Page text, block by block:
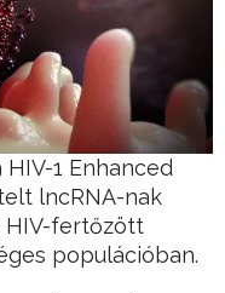
1 Enhanced
lncRNA-nak
HIV-fertőzött
populációban.